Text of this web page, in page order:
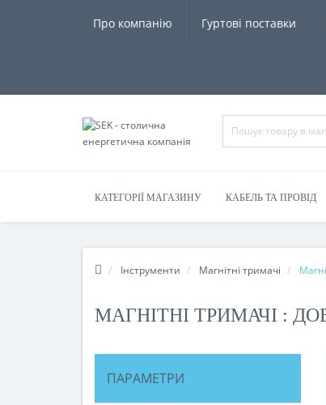
Про компанію Гуртові поставки
КАТЕГОРІЇ МАГАЗИНУ КАБЕЛЬ ТА ПРОВІД
Інструменти Магнітні тримачі
МАГНІТНІ ТРИМАЧІ :
ПАРАМЕТРИ